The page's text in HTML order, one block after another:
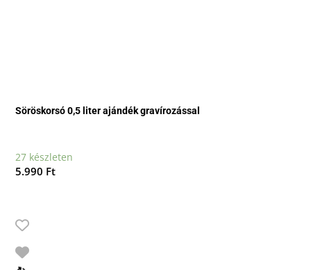
Söröskorsó 0,5 liter ajándék gravírozással
27 készleten
5.990 Ft